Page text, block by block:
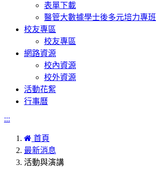
表單下載
醫管大數據學士後多元培力專班
校友專區
校友專區
網路資源
校內資源
校外資源
活動花絮
行事曆
:::
首頁
最新消息
活動與演講